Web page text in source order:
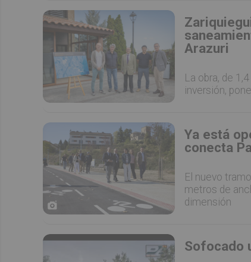
Arazuri
La obra, de
inversión,
Ya está
conecta
El nuevo
metros de
dimensión
Sofocado